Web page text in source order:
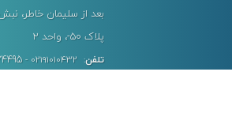
بعد از سلیمان خاطر، نبش
پلاک ۵۰-، واحد ۲
تلفن: 02191010432 -